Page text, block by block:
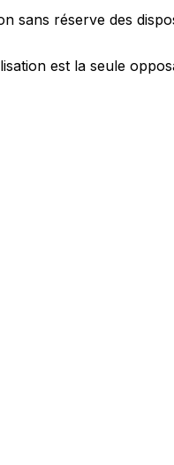
sans réserve des
est la seule